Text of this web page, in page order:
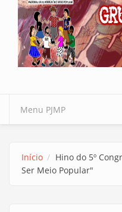
Início
Hino do 5º
Ser Meio Popular"